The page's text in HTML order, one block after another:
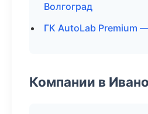
Волгоград
ГК AutoLab Premium
Компании в